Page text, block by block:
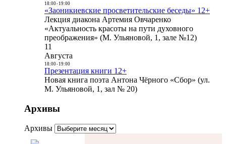
18:00- 19:00
«Заоникиевские просветительские беседы» 12+
Лекция диакона Артемия Овчаренко
«Актуальность красоты на пути духовного
преображения» (М. Ульяновой, 1, зале №12)
11
Августа
18:00- 19:00
Презентация книги 12+
Новая книга поэта Антона Чёрного «Сбор» (ул.
М. Ульяновой, 1, зал № 20)
Архивы
Архивы